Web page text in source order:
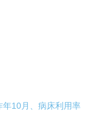
10月、病床利用率